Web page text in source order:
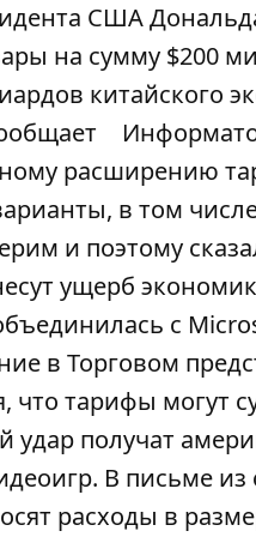
США
на сумму $200
китайского
расширению
в том
и поэтому
ущерб
с
в Торговом
что тарифы могут
получат
В письме
расходы в